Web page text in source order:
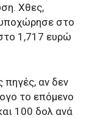
Χθες,
στο
1,717 ευρώ
πηγές, αν δεν
το επόμενο
100 δολ ανά